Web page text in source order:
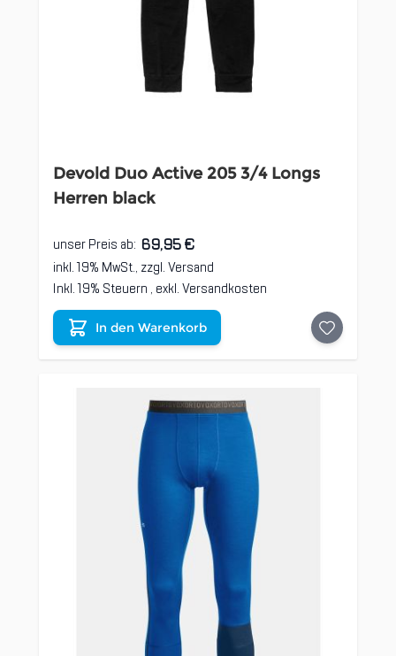
Devold Duo Active 205 3/4 Longs
Herren black
unser Preis ab: 69,95 €
inkl. 19% MwSt., zzgl.Versand
Inkl. 19% Steuern , exkl.Versandkosten
In den Warenkorb